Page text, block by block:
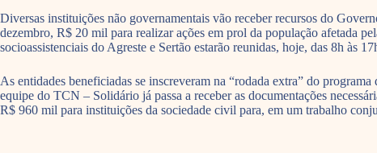
Diversas instituições não governamentais vão receber recursos do
dezembro, R$ 20 mil para realizar ações em prol da população afetada
socioassistenciais do Agreste e Sertão estarão reunidas, hoje, das 8h às
As entidades beneficiadas se inscreveram na “rodada extra” do
equipe do TCN – Solidário já passa a receber as documentações
R$ 960 mil para instituições da sociedade civil para, em um trabalho